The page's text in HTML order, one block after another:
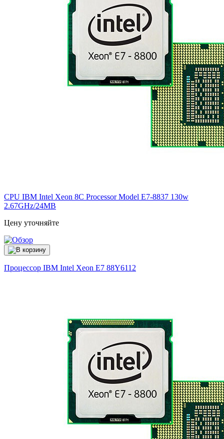
CPU IBM Intel Xeon 8C Processor Model E7-8837 130w
2.67GHz/24MB
Цену уточняйте
Процессор IBM Intel Xeon E7 88Y6112